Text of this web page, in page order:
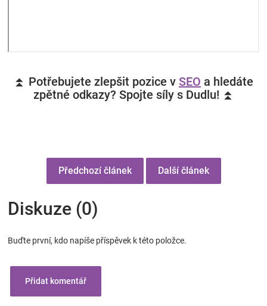
⏫ Potřebujete zlepšit pozice v SEO a hledáte
zpětné odkazy? Spojte síly s Dudlu! ⏫
Předchozí článek Další článek
Diskuze (0)
Buďte první, kdo napíše příspěvek k této položce.
Přidat komentář